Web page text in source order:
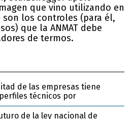
que vino utilizando en
son los controles (para él,
que la ANMAT debe
de termos.
de las empresas tiene
técnicos por
de la ley nacional de